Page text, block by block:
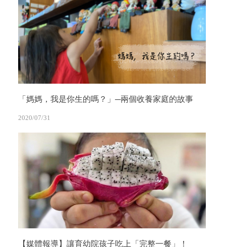
「媽媽，我是你生的嗎？」─兩個收養家庭的故事
2020/07/31
【媒體報導】讓育幼院孩子吃上「完整一餐」！